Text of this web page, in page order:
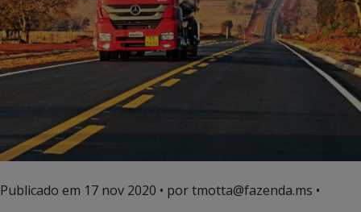
Publicado em 17 nov 2020 • por tmotta@fazenda.ms •